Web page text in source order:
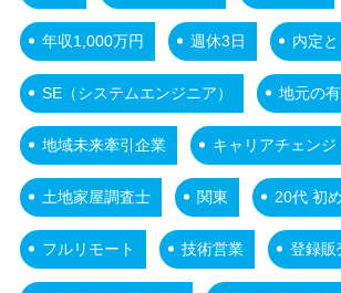
年収1,000万円 週休3日 内定
SE（システムエンジニア） 地元の
地域未来牽引企業 キャリアチェンジ
土地家屋調査士 関東 20代 初
フルリモート 技術営業 登録販